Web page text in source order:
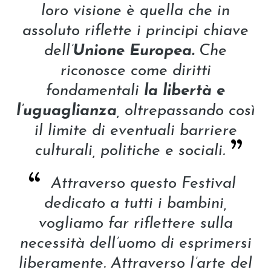
loro visione è quella che in
assoluto riflette i principi chiave
dell’Unione Europea.Che
riconosce come diritti
fondamentali la libertà e
l’uguaglianza , oltrepassando così
il limite di eventuali barriere
culturali, politiche e sociali.
Attraverso questo Festival
dedicato a tutti i bambini,
vogliamo far riflettere sulla
necessità dell’uomo di esprimersi
liberamente. Attraverso l’arte del